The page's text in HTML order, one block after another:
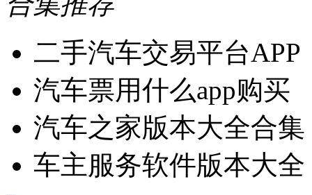
二手汽车交易平台APP
汽车票用什么app购买
汽车之家版本大全合集
车主服务软件版本大全